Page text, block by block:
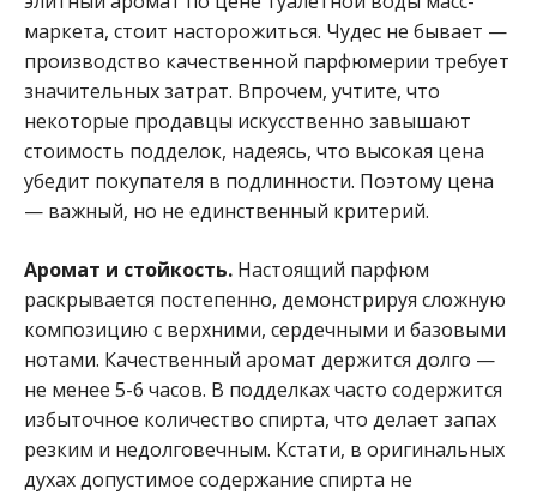
маркета, стоит насторожиться. Чудес не бывает —
производство качественной парфюмерии требует
значительных затрат. Впрочем, учтите, что
некоторые продавцы искусственно завышают
стоимость подделок, надеясь, что высокая цена
убедит покупателя в подлинности. Поэтому цена
— важный, но не единственный критерий.
Аромат и стойкость. Настоящий парфюм
раскрывается постепенно, демонстрируя сложную
композицию с верхними, сердечными и базовыми
нотами. Качественный аромат держится долго —
не менее 5-6 часов. В подделках часто содержится
избыточное количество спирта, что делает запах
резким и недолговечным. Кстати, в оригинальных
духах допустимое содержание спирта не